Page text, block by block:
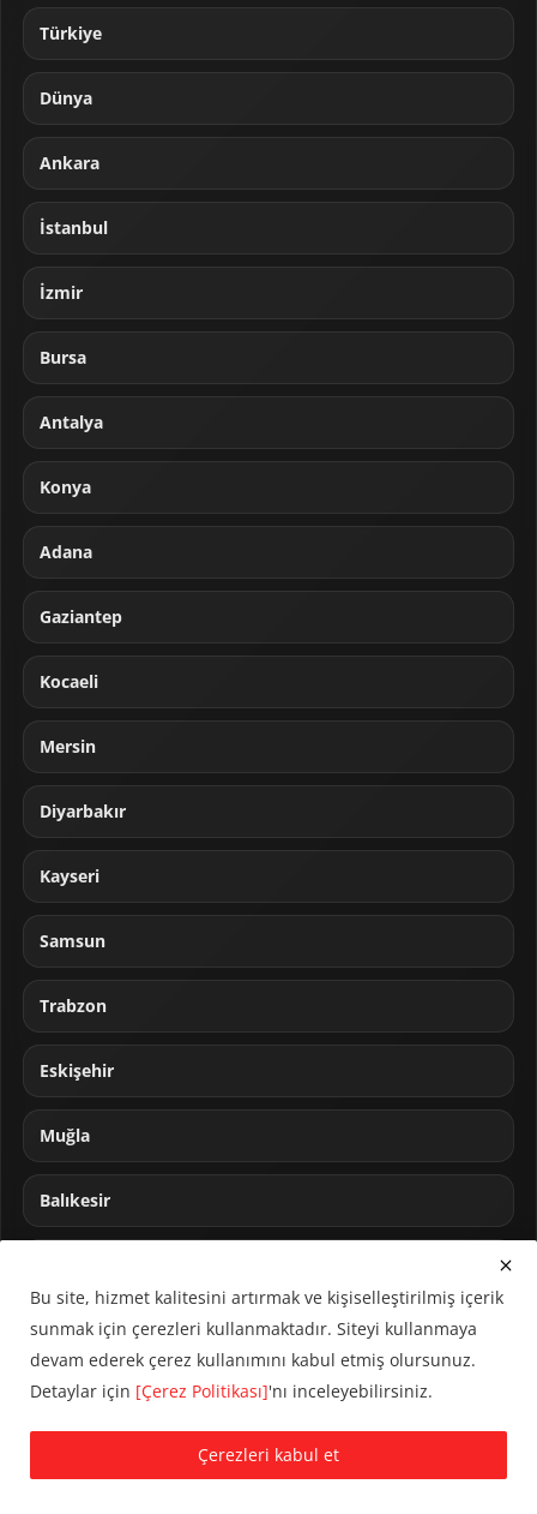
Türkiye
Dünya
Ankara
İstanbul
İzmir
Bursa
Antalya
Konya
Adana
Gaziantep
Kocaeli
Mersin
Diyarbakır
Kayseri
Samsun
Trabzon
Eskişehir
Muğla
Balıkesir
© 2024 CUMHA (Cumhur Haber Ajansı) Tüm hakları saklıdır.
KVKK Aydınlatma Metni
Çerez Politikası
Bu site, hizmet kalitesini artırmak ve kişiselleştirilmiş içerik
sunmak için çerezleri kullanmaktadır. Siteyi kullanmaya
devam ederek çerez kullanımını kabul etmiş olursunuz.
Detaylar için [Çerez Politikası]'nı inceleyebilirsiniz.
Çerezleri kabul et